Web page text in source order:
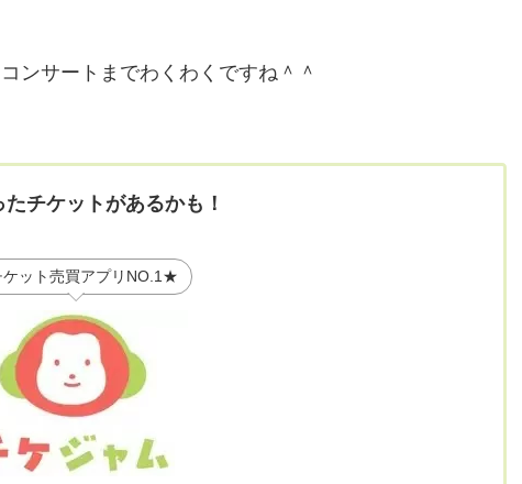
ンサートまでわくわくですね＾＾
チケットがあるかも！
ット売買アプリNO.1★